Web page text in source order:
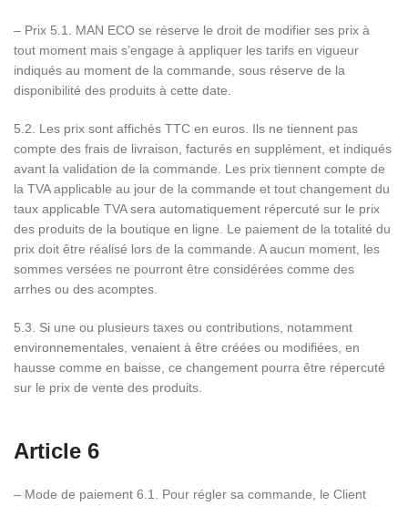
– Prix 5.1. MAN ECO se réserve le droit de modifier ses prix à
tout moment mais s’engage à appliquer les tarifs en vigueur
indiqués au moment de la commande, sous réserve de la
disponibilité des produits à cette date.
5.2. Les prix sont affichés TTC en euros. Ils ne tiennent pas
compte des frais de livraison, facturés en supplément, et indiqués
avant la validation de la commande. Les prix tiennent compte de
la TVA applicable au jour de la commande et tout changement du
taux applicable TVA sera automatiquement répercuté sur le prix
des produits de la boutique en ligne. Le paiement de la totalité du
prix doit être réalisé lors de la commande. A aucun moment, les
sommes versées ne pourront être considérées comme des
arrhes ou des acomptes.
5.3. Si une ou plusieurs taxes ou contributions, notamment
environnementales, venaient à être créées ou modifiées, en
hausse comme en baisse, ce changement pourra être répercuté
sur le prix de vente des produits.
Article 6
– Mode de paiement 6.1. Pour régler sa commande, le Client